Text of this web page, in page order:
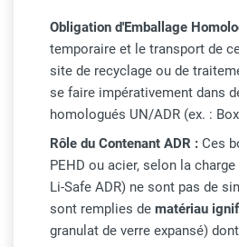
Obligation d'Emballage
temporaire et le transport de
site de recyclage ou de
se faire impérativement dans
homologués UN/ADR (ex. :
Rôle du Contenant ADR : Ces
PEHD ou acier, selon la
Li-Safe ADR) ne sont pas de
sont remplies de matériau
granulat de verre expansé)